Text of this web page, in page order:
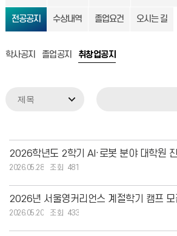
전공공지 수상내역 졸업요건 오시는 길
학사공지 졸업공지 취창업공지
2026.05.28
481
2026년 서울영커리언스 계절학기 캠프 모
2026.05.20
433